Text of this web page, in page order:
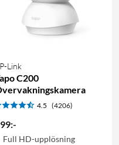
Link
C200
4.5 (4206)
:-
Full HD-upplösning